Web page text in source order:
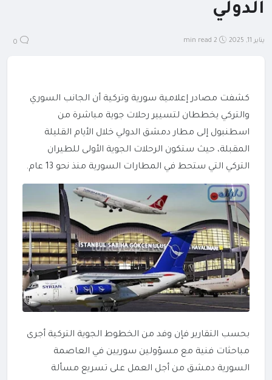
الدولي
يناير 11, 2025 2 min read
0
كشفت مصادر إعلامية سورية وتركية أن الجانب السوري
والتركي يخططان لتسيير رحلات جوية مباشرة من
اسطنبول إلى مطار دمشق الدولي خلال الأيام القليلة
المقبلة، حيث ستكون الرحلات الجوية الأولى للطيران
التركي التي ستحط في المطارات السورية منذ نحو 13 عام.
بحسب التقارير فإن وفد من الخطوط الجوية التركية أجرى
مباحثات فنية مع مسؤولين سوريين في العاصمة
السورية دمشق من أجل العمل على تسريع مسألة